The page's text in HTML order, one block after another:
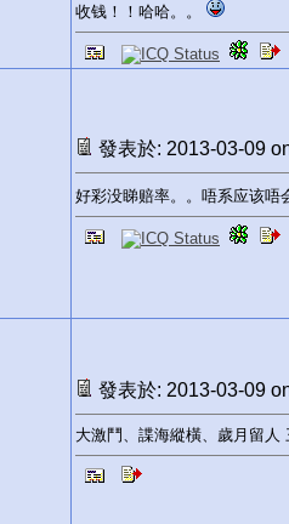
收钱！！哈哈。。
發表於: 2013-03-09
好彩没睇赔率。。唔系应该唔
發表於: 2013-03-09
大激鬥、諜海縱橫、歲月留人